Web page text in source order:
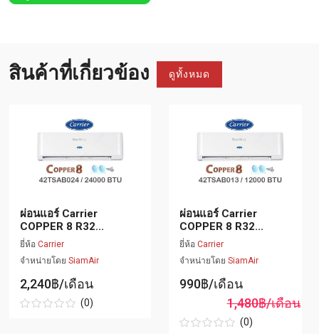
สินค้าที่เกี่ยวข้อง ดูทั้งหมด
ผ่อนแอร์ Carrier
COPPER 8 R32...
ยี่ห้อ Carrier
จำหน่ายโดย SiamAir
2,240฿/เดือน
(0)
ผ่อนแอร์ Carrier
COPPER 8 R32...
ยี่ห้อ Carrier
จำหน่ายโดย SiamAir
990฿/เดือน
1,480฿/เดือน
(0)